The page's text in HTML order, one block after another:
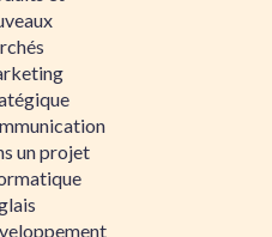
un projet